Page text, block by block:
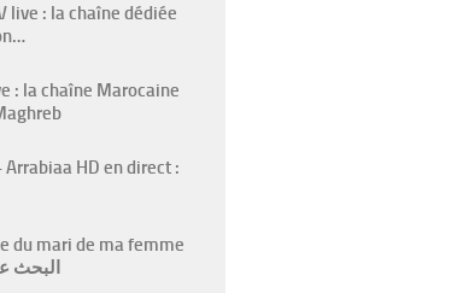
live : la chaîne dédiée
: la chaîne Marocaine
HD en direct :
du mari de ma femme
البحث